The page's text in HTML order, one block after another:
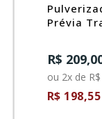
PROMOÇÃO
R$
ou 2x de
R$ 198,55